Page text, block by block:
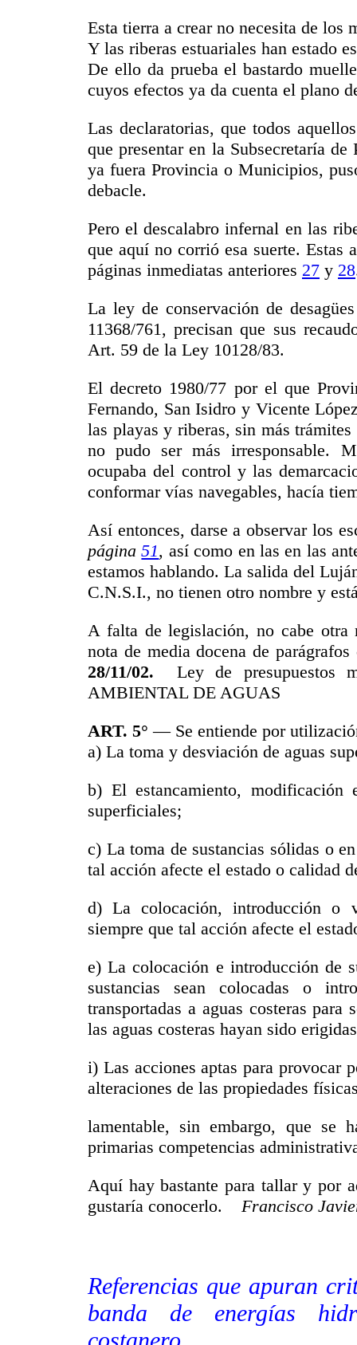
Esta tierra a crear no necesita de los
Y las riberas estuariales han estado
De ello da prueba el bastardo
cuyos efectos ya da cuenta el plano
Las declaratorias, que todos
que presentar en la Subsecretaría
ya fuera Provincia o Municipios,
debacle.
Pero el descalabro infernal en las
que aquí no corrió esa suerte. Estas
páginas inmediatas anteriores 27 y 28
La ley de conservación de
11368/761, precisan que sus
Art. 59 de la Ley 10128/83.
El decreto 1980/77 por el que
Fernando, San Isidro y Vicente
las playas y riberas, sin más
no pudo ser más irresponsable.
ocupaba del control y las
conformar vías navegables, hacía
Así entonces, darse a observar los
página51, así como en las en las
estamos hablando. La salida del
C.N.S.I., no tienen otro nombre y
A falta de legislación, no cabe otra
nota de media docena de
28/11/02.
Ley de presupuestos
AMBIENTAL DE AGUAS
ART. 5°— Se entiende por
a) La toma y desviación de aguas
b) El estancamiento,
superficiales;
c) La toma de sustancias sólidas o
tal acción afecte el estado o calidad
d) La colocación, introducción o
siempre que tal acción afecte el
e) La colocación e introducción de
sustancias sean colocadas o
transportadas a aguas costeras
las aguas costeras hayan sido
i) Las acciones aptas para provocar
alteraciones de las propiedades
lamentable, sin embargo, que se
primarias competencias
Aquí hay bastante para tallar y por
gustaría conocerlo. Francisco
Referencias que apuran
banda de energías